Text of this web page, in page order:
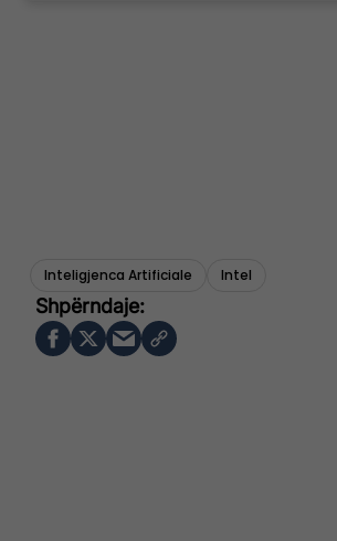
Inteligjenca Artificiale Intel